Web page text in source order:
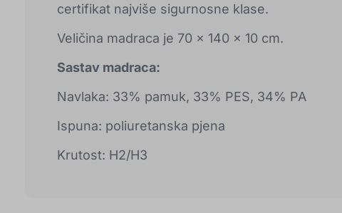
certifikat najviše sigurnosne klase.
Veličina madraca je 70 x 140 x 10 cm.
Sastav madraca:
Navlaka: 33% pamuk, 33% PES, 34% PA
Ispuna: poliuretanska pjena
Krutost: H2/H3